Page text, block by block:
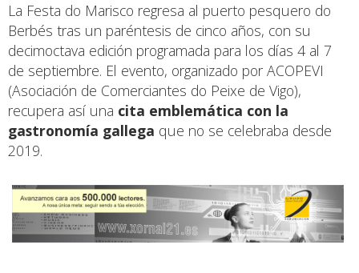
La Festa do Marisco regresa al puerto pesquero do
Berbés tras un paréntesis de cinco años, con su
decimoctava edición programada para los días 4 al 7
de septiembre. El evento, organizado por ACOPEVI
(Asociación de Comerciantes do Peixe de Vigo),
recupera así una cita emblemática con la
gastronomía gallega que no se celebraba desde
2019.